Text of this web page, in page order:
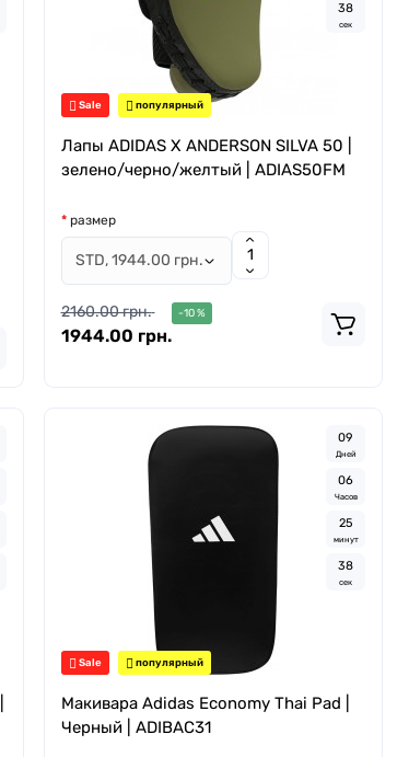
Sale популярный
37
сек
Лапы ADIDAS X ANDERSON SILVA 50 |
зелено/черно/желтый | ADIAS50FM
размер
2160.00 грн. -10 %
1944.00 грн.
Sale популярный
09
Дней
06
Часов
25
минут
37
сек
Макивара Adidas Economy Thai Pad |
Черный | ADIBAC31